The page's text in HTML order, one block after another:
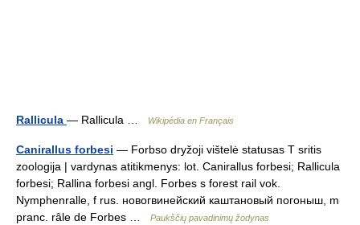
Rallicula — Rallicula … Wikipédia en Français
Canirallus forbesi — Forbso dryžoji vištelė statusas T sritis
zoologija | vardynas atitikmenys: lot. Canirallus forbesi; Rallicula
forbesi; Rallina forbesi angl. Forbes s forest rail vok.
Nymphenralle, f rus. новогвинейский каштановый погоныш, m
pranc. râle de Forbes …
Paukščių pavadinimų žodynas